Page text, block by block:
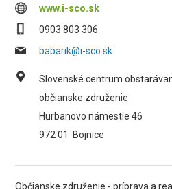
www.i-sco.sk
0903 803 306
babarik@i-sco.sk
Slovenské centrum
občianske združenie
Hurbanovo námestie 46
972 01
Bojnice
Občianske združenie - príprava a